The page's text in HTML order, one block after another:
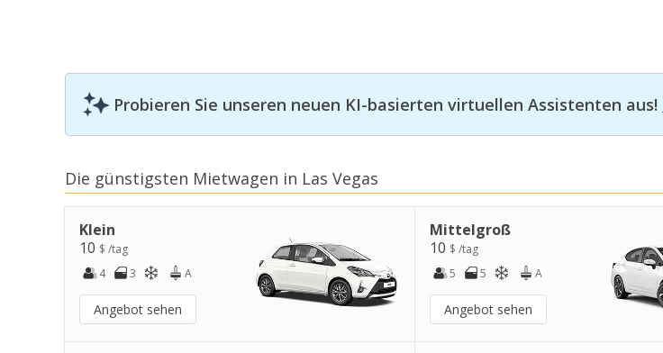
Probieren Sie unseren neuen KI-basierten virtuellen Assistenten aus!
Die günstigsten Mietwagen in Las Vegas
Klein
10 $ /tag
4
3 A
Angebot sehen
Mittelgroß
10 $ /tag
5
5 A
Angebot sehen